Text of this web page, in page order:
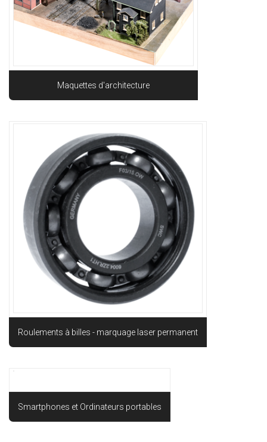
Maquettes d'architecture
Roulements à billes - marquage laser permanent
Smartphones et Ordinateurs portables